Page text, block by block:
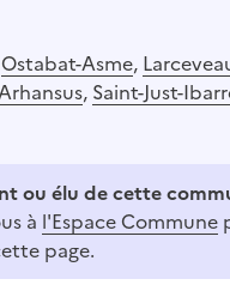
Ostabat-Asme,
, Saint-Just-
ou élu de cette
à l'Espace Commune
page.